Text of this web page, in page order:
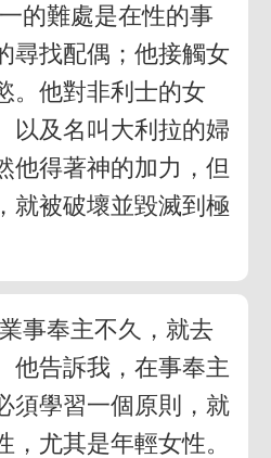
的難處是在性的事
尋找配偶；他接觸女
。他對非利士的女
以及名叫大利拉的婦
他得著神的加力，但
就被破壞並毀滅到極
事奉主不久，就去
他告訴我，在事奉主
須學習一個原則，就
，尤其是年輕女性。